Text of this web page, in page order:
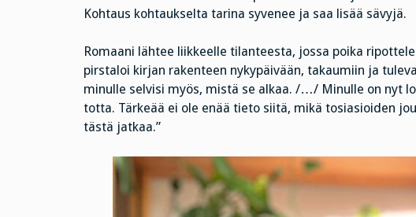
Kohtaus kohtaukselta tarina syvenee ja saa lisää sävyjä.
Romaani lähtee liikkeelle tilanteesta, jossa poika
pirstaloi kirjan rakenteen nykypäivään, takaumiin ja
minulle selvisi myös, mistä se alkaa. /…/ Minulle on nyt
totta. Tärkeää ei ole enää tieto siitä, mikä tosiasioiden
tästä jatkaa.”